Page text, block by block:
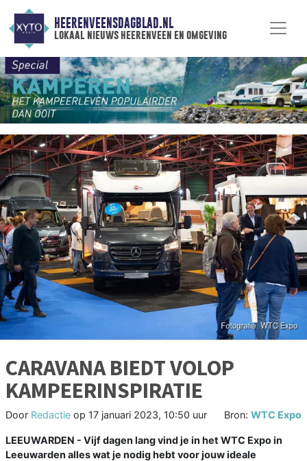
HEERENVEENSDAGBLAD.NL
lokaal nieuws heerenveen en omgeving
CARAVANA BIEDT VOLOP
KAMPEERINSPIRATIE
Door Redactie op 17 januari 2023, 10:50 uur Bron: WTC Expo
LEEUWARDEN - Vijf dagen lang vind je in het WTC Expo in
Leeuwarden alles wat je nodig hebt voor jouw ideale